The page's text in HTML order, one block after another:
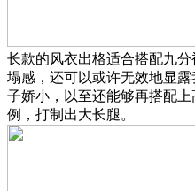
长款的风衣出格适合搭配九
塌感，还可以或许无效地显
子娇小，以至还能够再搭配
例，打制出大长腿。